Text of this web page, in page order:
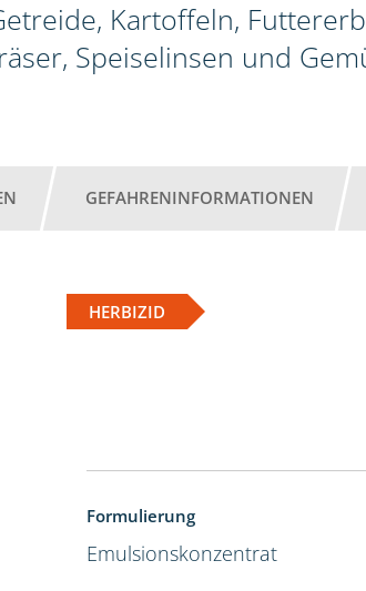
Kartoffeln,
Speiselinsen und
GEFAHRENINFORMATIONEN
HERBIZID
Formulierung
Emulsionskonzentrat